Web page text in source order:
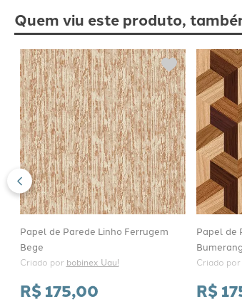
Quem viu este produto,
Papel de Parede Linho Ferrugem
Bege
Criado por bobinex Uau!
R$175,00
Papel de
Criado por
R$